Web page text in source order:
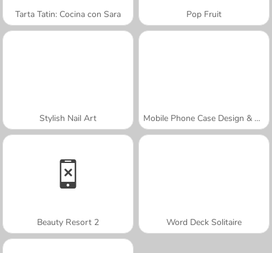
Tarta Tatin: Cocina con Sara Pop Fruit
Stylish Nail Art Mobile Phone Case Design & DIY
Beauty Resort 2 Word Deck Solitaire